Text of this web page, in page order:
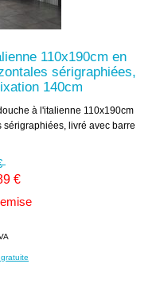
110x190cm en
sérigraphiées,
140cm
à l'italienne 110x190cm
livré avec barre
€
TVA